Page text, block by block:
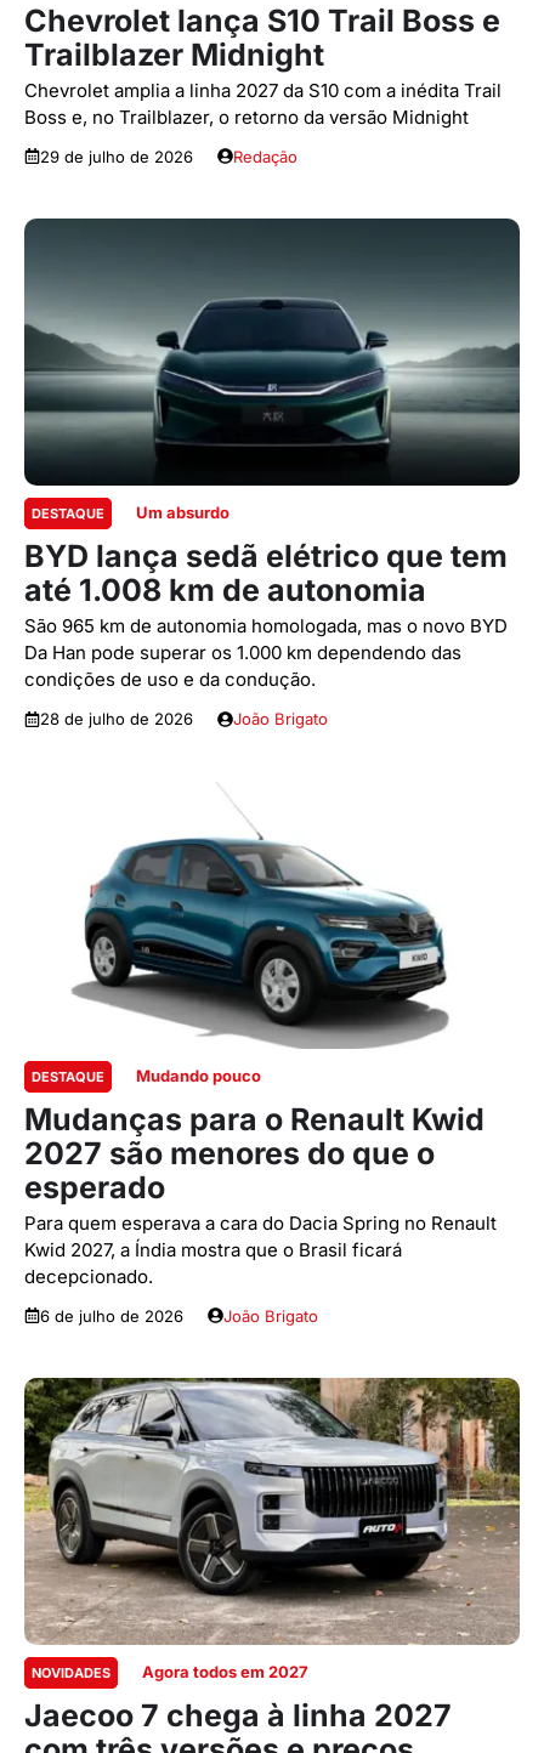
Chevrolet lança S10 Trail Boss e
Trailblazer Midnight
Chevrolet amplia a linha 2027 da S10 com a inédita Trail
Boss e, no Trailblazer, o retorno da versão Midnight
29 de julho de 2026 Redação
DESTAQUE Um absurdo
BYD lança sedã elétrico que tem
até 1.008 km de autonomia
São 965 km de autonomia homologada, mas o novo BYD
Da Han pode superar os 1.000 km dependendo das
condições de uso e da condução.
28 de julho de 2026 João Brigato
DESTAQUE Mudando pouco
Mudanças para o Renault Kwid
2027 são menores do que o
esperado
Para quem esperava a cara do Dacia Spring no Renault
Kwid 2027, a Índia mostra que o Brasil ficará
decepcionado.
6 de julho de 2026 João Brigato
NOVIDADES Agora todos em 2027
Jaecoo 7 chega à linha 2027